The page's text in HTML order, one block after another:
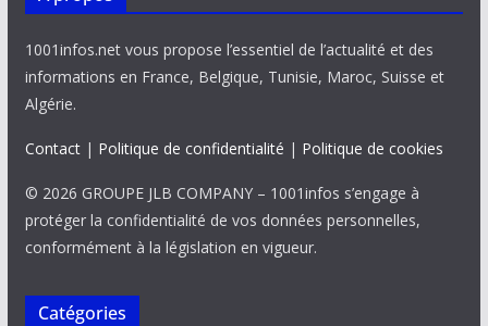
1001infos.net vous propose l’essentiel de l’actualité et des
informations en France, Belgique, Tunisie, Maroc, Suisse et
Algérie.
Contact| Politique de confidentialité | Politique de cookies
© 2026 GROUPE JLB COMPANY – 1001infos s’engage à
protéger la confidentialité de vos données personnelles,
conformément à la législation en vigueur.
Catégories